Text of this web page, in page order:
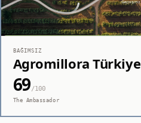
BAĞIMSIZ
Agromillora Türkiye
69/100
The Ambassador